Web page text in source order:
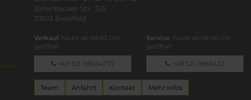
Jöllenbecker Str. 325
33613 Bielefeld
Verkauf: heute ab 08:00 Uhr
geöffnet
+49 521-98654777
Service: heute ab 08:00 Uhr
geöffnet
+49 521-9865432
Team Anfahrt Kontakt Mehr Infos